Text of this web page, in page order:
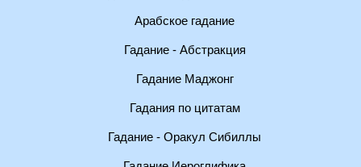
Арабское гадание
Гадание - Абстракция
Гадание Маджонг
Гадания по цитатам
Гадание - Оракул Сибиллы